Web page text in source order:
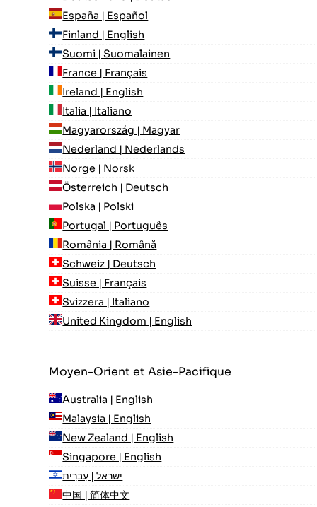
España | Español
Finland | English
Suomi | Suomalainen
France | Français
Ireland | English
Italia | Italiano
Magyarország | Magyar
Nederland | Nederlands
Norge | Norsk
Österreich | Deutsch
Polska | Polski
Portugal | Português
România | Română
Schweiz | Deutsch
Suisse | Français
Svizzera | Italiano
United Kingdom | English
Moyen-Orient et Asie-Pacifique
Australia | English
Malaysia | English
New Zealand | English
Singapore | English
ישראל | עִברִית
中国 | 简体中文